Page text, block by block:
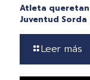
Atleta
Juventud Sorda
Leer más